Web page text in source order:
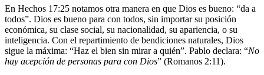
En Hechos 17:25 notamos otra manera en que Dios es bueno: “da a
todos”. Dios es bueno para con todos, sin importar su posición
económica, su clase social, su nacionalidad, su apariencia, o su
inteligencia. Con el repartimiento de bendiciones naturales, Dios
sigue la máxima: “Haz el bien sin mirar a quién”. Pablo declara: “No
hay acepción de personas para con Dios” (Romanos 2:11).